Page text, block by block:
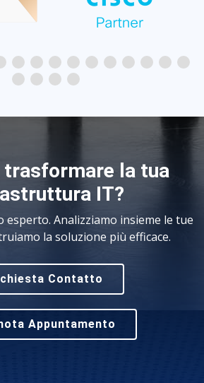
trasformare la tua
IT?
esperto. Analizziamo insieme le tue
la soluzione più efficace.
Contatto
Appuntamento